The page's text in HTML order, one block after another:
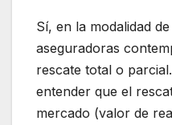
Sí, en la modalidad
aseguradoras
rescate total o
entender que el
mercado (valor de